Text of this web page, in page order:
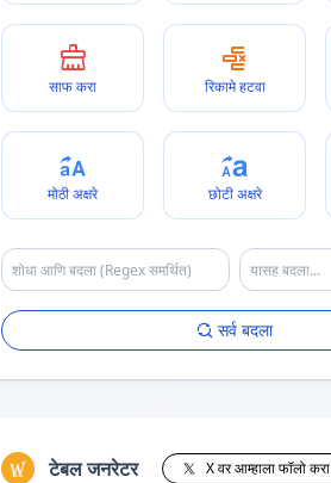
साफ करा रिकामे हटवा
मोठी अक्षरे छोटी अक्षरे
सर्व बदला
टेबल जनरेटर X वर आम्हाला फॉलो करा